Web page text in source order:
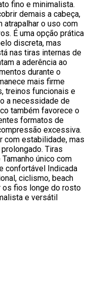
fino e minimalista.
demais a cabeça,
o uso com
É uma opção prática
discreta, mas
nas tiras internas de
a aderência ao
durante o
mais firme
treinos funcionais e
a necessidade de
também favorece o
formatos de
excessiva.
com estabilidade, mas
Tiras
único com
confortável Indicada
ciclismo, beach
os fios longe do rosto
e versátil